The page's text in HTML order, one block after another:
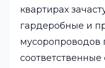
квартирах
гардеробные и
мусоропроводов